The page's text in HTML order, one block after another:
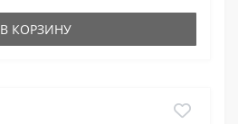
В КОРЗИНУ